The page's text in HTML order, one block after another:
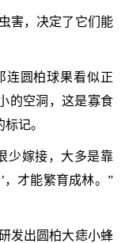
害，决定了它们能
连圆柏球果看似正
的空洞，这是寡食
记。
少嫁接，大多是靠
，才能繁育成林。”
发出圆柏大痣小蜂